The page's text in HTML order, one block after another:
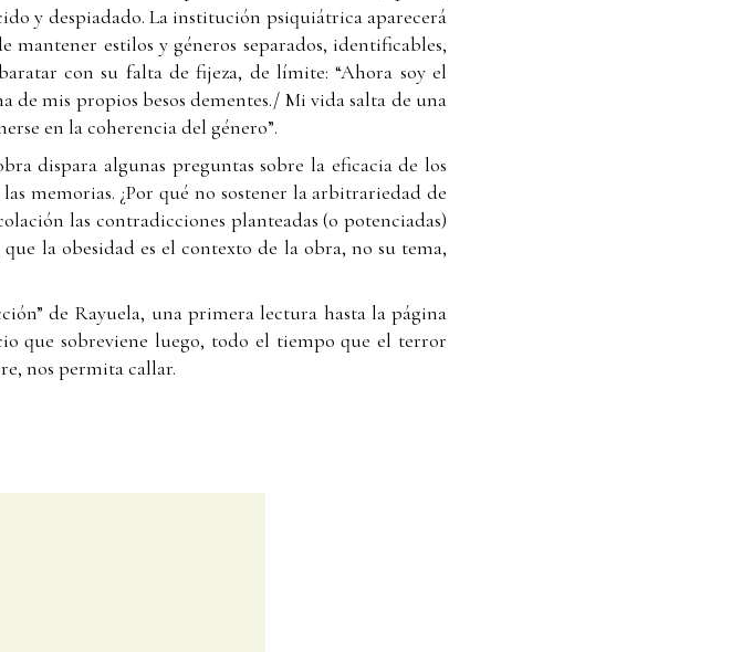
y despiadado. La institución psiquiátrica aparecerá
estilos y géneros separados, identificables,
con su falta de fijeza, de límite: “Ahora soy el
de mis propios besos dementes./ Mi vida salta de una
en la coherencia del género”.
dispara algunas preguntas sobre la eficacia de los
memorias. ¿Por qué no sostener la arbitrariedad de
las contradicciones planteadas (o potenciadas)
la obesidad es el contexto de la obra, no su tema,
de Rayuela, una primera lectura hasta la página
que sobreviene luego, todo el tiempo que el terror
nos permita callar.